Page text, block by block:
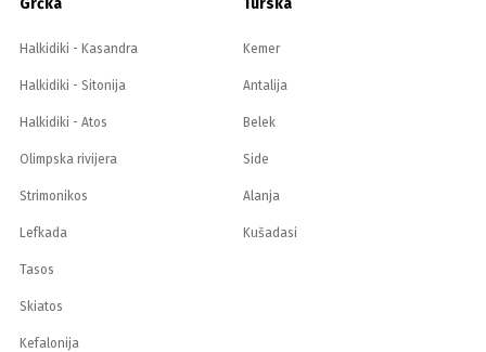
Grčka
Halkidiki - Kasandra
Halkidiki - Sitonija
Halkidiki - Atos
Olimpska rivijera
Strimonikos
Lefkada
Tasos
Skiatos
Kefalonija
Turska
Kemer
Antalija
Belek
Side
Alanja
Kušadasi